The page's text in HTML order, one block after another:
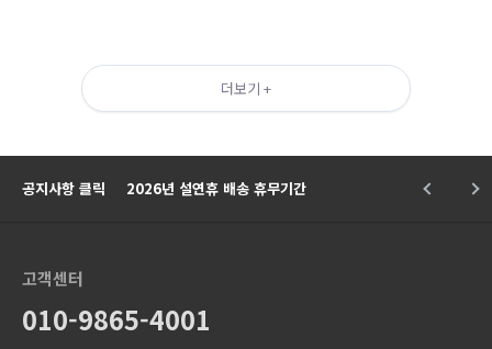
더보기 +
공지사항 클릭 2026년 설연휴 배송 휴무기간
고객센터
010-9865-4001